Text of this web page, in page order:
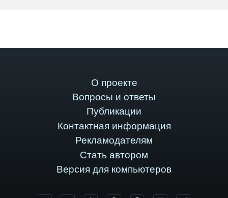
О проекте
Вопросы и ответы
Публикации
Контактная информация
Рекламодателям
Стать автором
Версия для компьютеров